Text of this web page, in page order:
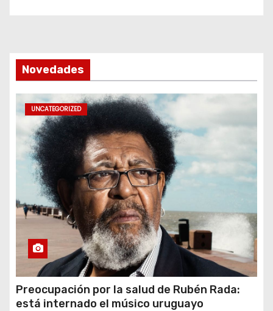
Novedades
UNCATEGORIZED
Preocupación por la salud de Rubén Rada:
está internado el músico uruguayo